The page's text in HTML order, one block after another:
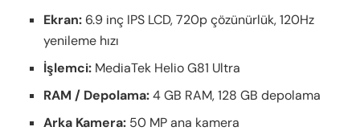
Ekran: 6.9 inç IPS LCD, 720p çözünürlük, 120Hz
yenileme hızı
İşlemci: MediaTek Helio G81 Ultra
RAM / Depolama:4 GB RAM, 128 GB depolama
Arka Kamera: 50 MP ana kamera